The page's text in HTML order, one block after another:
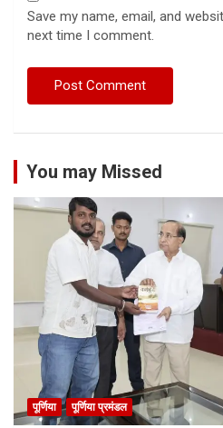
Save my name, email, and
next time I comment.
You may Missed
पूर्णिया पूर्णिया प्रमंडल